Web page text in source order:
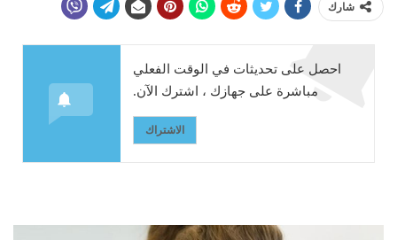
شارك
احصل على تحديثات في الوقت الفعلي
مباشرة على جهازك ، اشترك الآن.
الاشتراك